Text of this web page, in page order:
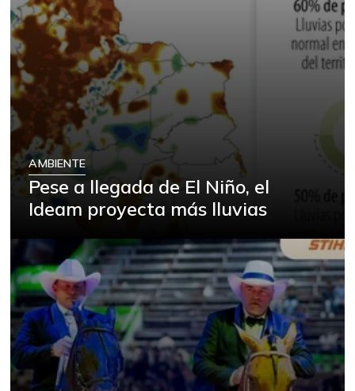
AMBIENTE
Pese a llegada de El Niño, el
Ideam proyecta más lluvias